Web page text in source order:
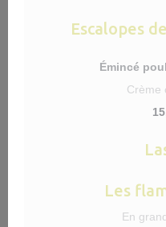
Escalopes
Émincé
Crème
Les
En